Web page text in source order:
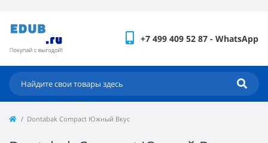
+7 499 409 52 87 - WhatsApp
Dontabak Compact Южный Вкус